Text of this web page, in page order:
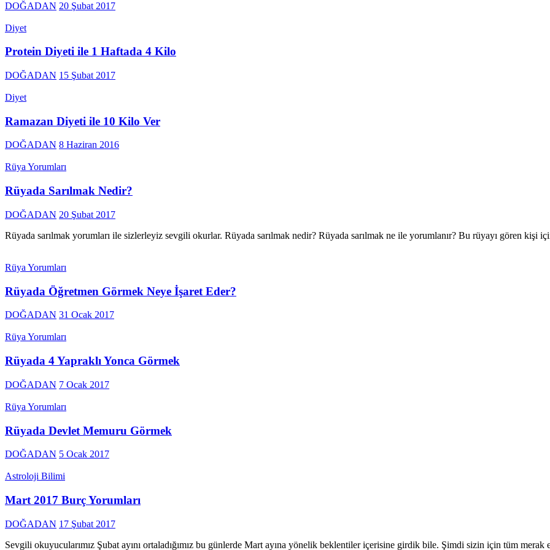
DOĞADAN 20 Şubat 2017
Diyet
Protein Diyeti ile 1 Haftada 4 Kilo
DOĞADAN 15 Şubat 2017
Diyet
Ramazan Diyeti ile 10 Kilo Ver
DOĞADAN 8 Haziran 2016
Rüya Yorumları
Rüyada Sarılmak Nedir?
DOĞADAN 20 Şubat 2017
Rüyada sarılmak yorumları ile sizlerleyiz sevgili okurlar. Rüyada sarılmak nedir? Rüyada sarılmak ne ile yorumlanır? Bu rüyayı gören kişi
Rüya Yorumları
Rüyada Öğretmen Görmek Neye İşaret Eder?
DOĞADAN 31 Ocak 2017
Rüya Yorumları
Rüyada 4 Yapraklı Yonca Görmek
DOĞADAN 7 Ocak 2017
Rüya Yorumları
Rüyada Devlet Memuru Görmek
DOĞADAN 5 Ocak 2017
Astroloji Bilimi
Mart 2017 Burç Yorumları
DOĞADAN 17 Şubat 2017
Sevgili okuyucularımız Şubat ayını ortaladığımız bu günlerde Mart ayına yönelik beklentiler içerisine girdik bile. Şimdi sizin için tüm